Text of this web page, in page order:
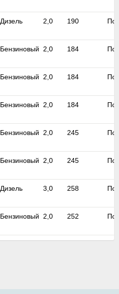
Дизель 2,0 190
Бензиновый 2,0 184
Бензиновый 2,0 184
Бензиновый 2,0 184
Бензиновый 2,0 245
Бензиновый 2,0 245
Дизель 3,0 258
Бензиновый 2,0 252